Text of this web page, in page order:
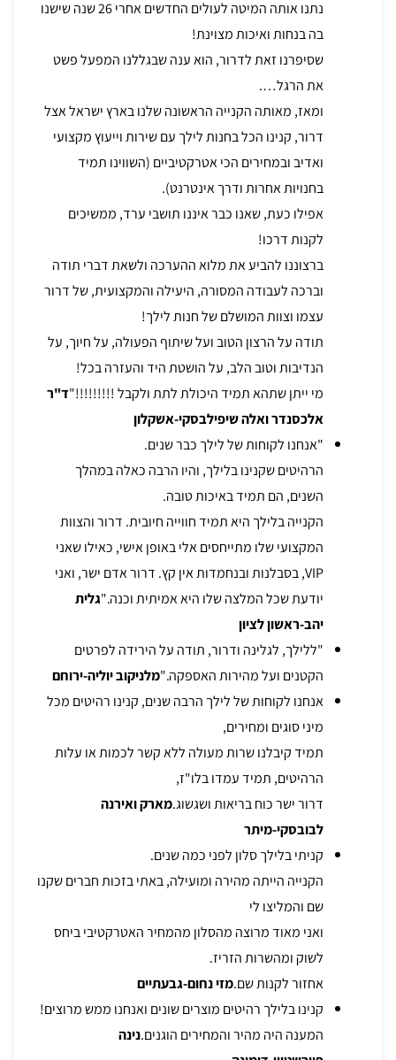
נתנו אותה המיטה לעולים החדשים אחרי 26 שנה שישנו
בה בנחות ואיכות מצוינת!
שסיפרנו זאת לדרור, הוא ענה שבגללנו המפעל פשט
את הרגל….
ומאז, מאותה הקנייה הראשונה שלנו בארץ ישראל אצל
דרור, קנינו הכל בחנות לילך עם שירות וייעוץ מקצועי
ואדיב ובמחירים הכי אטרקטיביים (השווינו תמיד
בחנויות אחרות ודרך אינטרנט).
אפילו כעת, שאנו כבר איננו תושבי ערד, ממשיכים
לקנות דרכו!
ברצוננו להביע את מלוא ההערכה ולשאת דברי תודה
וברכה לעבודה המסורה, היעילה והמקצועית, של דרור
עצמו וצוות המושלם של חנות לילך!
תודה על הרצון הטוב ועל שיתוף הפעולה, על חיוך, על
הנדיבות וטוב הלב, על הושטת היד והעזרה בכל!
מי ייתן שתהא תמיד היכולת לתת ולקבל !!!!!!!!!"ד"ר
אלכסנדר ואלה שיפילבסקי-אשקלון
"אנחנו לקוחות של לילך כבר שנים.
הרהיטים שקנינו בלילך, והיו הרבה כאלה במהלך
השנים, הם תמיד באיכות טובה.
הקנייה בלילך היא תמיד חווייה חיובית. דרור והצוות
המקצועי שלו מתייחסים אלי באופן אישי, כאילו שאני
VIP, בסבלנות ובנחמדות אין קץ. דרור אדם ישר, ואני
יודעת שכל המלצה שלו היא אמיתית וכנה."גלית
יהב-ראשון לציון
"ללילך, לגלינה ודרור, תודה על הירידה לפרטים
הקטנים ועל מהירות האספקה."מלניקוב יוליה-ירוחם
אנחנו לקוחות של לילך הרבה שנים, קנינו רהיטים מכל
מיני סוגים ומחירים,
תמיד קיבלנו שרות מעולה ללא קשר לכמות או עלות
הרהיטים, תמיד עמדו בלו"ז,
דרור ישר כוח בריאות ושגשוג.מארק ואירנה
לבובסקי-מיתר
קניתי בלילך סלון לפני כמה שנים.
הקנייה הייתה מהירה ומועילה, באתי בזכות חברים שקנו
שם והמליצו לי
ואני מאוד מרוצה מהסלון מהמחיר האטרקטיבי ביחס
לשוק ומהשרות הזריז.
אחזור לקנות שם.מזי נחום-גבעתיים
קנינו בלילך רהיטים מוצרים שונים ואנחנו ממש מרוצים!
המענה היה מהיר והמחירים הוגנים.נינה